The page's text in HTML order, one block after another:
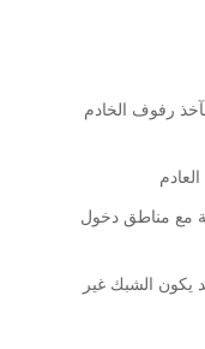
رفوف الخادم
مع مناطق دخول
يكون الشبك غير